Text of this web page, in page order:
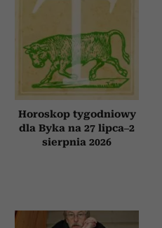
Horoskop tygodniowy
dla Byka na 27 lipca–2
sierpnia 2026